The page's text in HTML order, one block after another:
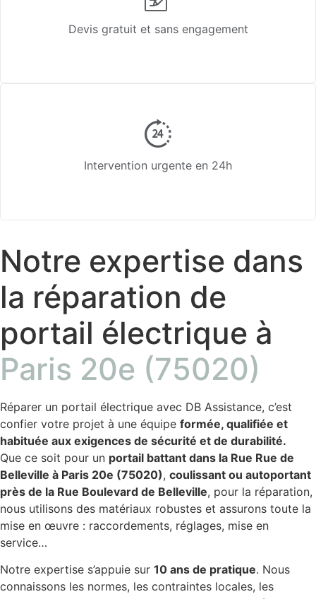
Devis gratuit et sans engagement
Intervention urgente en 24h
Notre expertise dans
la réparation de
portail électrique à
Paris 20e (75020)
Réparer un portail électrique avec DB Assistance, c’est
confier votre projet à une équipe formée, qualifiée et
habituée aux exigences de sécurité et de durabilité.
Que ce soit pour un portail battant dans la Rue Rue de
Belleville à Paris 20e (75020), coulissant ou autoportant
près de la Rue Boulevard de Belleville, pour la réparation,
nous utilisons des matériaux robustes et assurons toute la
mise en œuvre : raccordements, réglages, mise en
service…
Notre expertise s’appuie sur 10 ans de pratique. Nous
connaissons les normes, les contraintes locales, les